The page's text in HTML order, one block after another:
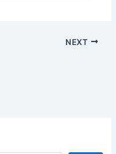
NEXT